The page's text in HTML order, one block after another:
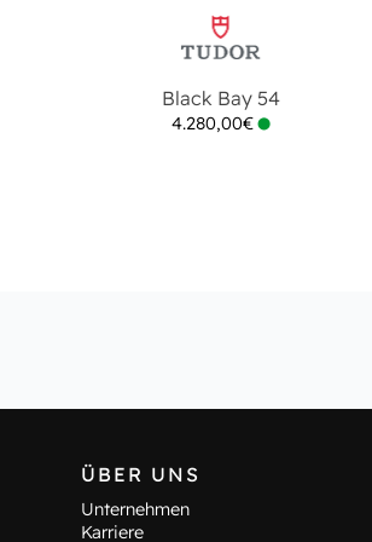
Black Bay 54
4.280,00€
ÜBER UNS
Unternehmen
Karriere